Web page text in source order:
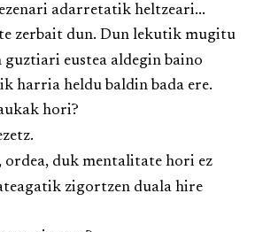
adarretatik heltzeari...
zerbait dun. Dun lekutik mugitu
guztiari eustea aldegin baino
harria heldu baldin bada ere.
hori?
ordea, duk mentalitate hori ez
zigortzen duala hire